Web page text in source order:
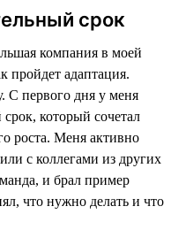
срок
компания в моей
пройдет адаптация.
С первого дня у меня
который сочетал
роста. Меня активно
с коллегами из других
и брал пример
что нужно делать и что